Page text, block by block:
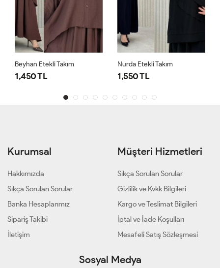
Beyhan Etekli Takım
1,450 TL
Nurda Etekli Takım
1,550 TL
Kurumsal
Hakkımızda
Sıkça Sorulan Sorular
Banka Hesaplarımız
Sipariş Takibi
İletişim
Müşteri Hizmetleri
Sıkça Sorulan Sorular
Gizlilik ve Kvkk Bilgileri
Kargo ve Teslimat Bilgileri
İptal ve İade Koşulları
Mesafeli Satış Sözleşmesi
Sosyal Medya